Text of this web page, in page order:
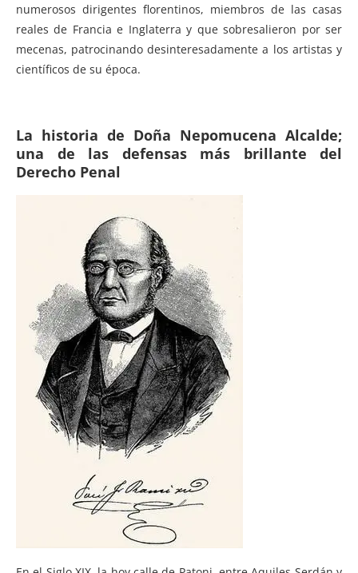
numerosos dirigentes florentinos, miembros de las casas
reales de Francia e Inglaterra y que sobresalieron por ser
mecenas, patrocinando desinteresadamente a los artistas y
científicos de su época.
La historia de Doña Nepomucena Alcalde;
una de las defensas más brillante del
Derecho Penal